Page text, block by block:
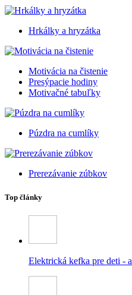
Hrkálky a hryzátka
Motivácia na čistenie
Presýpacie hodiny
Motivačné tabuľky
Púzdra na cumlíky
Prerezávanie zúbkov
Top články
Elektrická kefka pre deti -